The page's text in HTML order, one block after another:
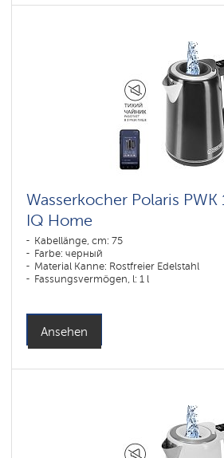
Wasserkocher Polaris PWK
IQ Home
Kabellänge, cm: 75
Farbe: черный
Material Kanne: Rostfreier Edelstahl
Fassungsvermögen, l: 1 l
Ansehen